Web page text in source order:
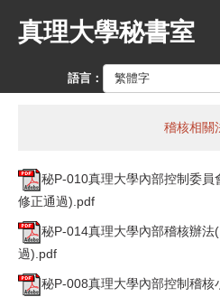
真理大學秘書室
語言：
稽核相關
秘P-010真理大學內部控制委
修正通過).pdf
秘P-014真理大學內部稽核辦法
過).pdf
秘P-008真理大學內部控制稽